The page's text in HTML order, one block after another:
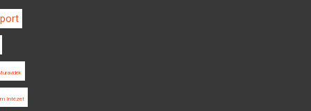
Intézet